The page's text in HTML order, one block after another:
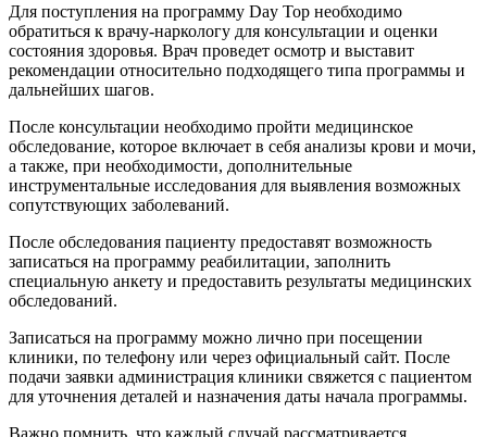
Для поступления на программу Day Top необходимо
обратиться к врачу-наркологу для консультации и оценки
состояния здоровья. Врач проведет осмотр и выставит
рекомендации относительно подходящего типа программы и
дальнейших шагов.
После консультации необходимо пройти медицинское
обследование, которое включает в себя анализы крови и мочи,
а также, при необходимости, дополнительные
инструментальные исследования для выявления возможных
сопутствующих заболеваний.
После обследования пациенту предоставят возможность
записаться на программу реабилитации, заполнить
специальную анкету и предоставить результаты медицинских
обследований.
Записаться на программу можно лично при посещении
клиники, по телефону или через официальный сайт. После
подачи заявки администрация клиники свяжется с пациентом
для уточнения деталей и назначения даты начала программы.
Важно помнить, что каждый случай рассматривается